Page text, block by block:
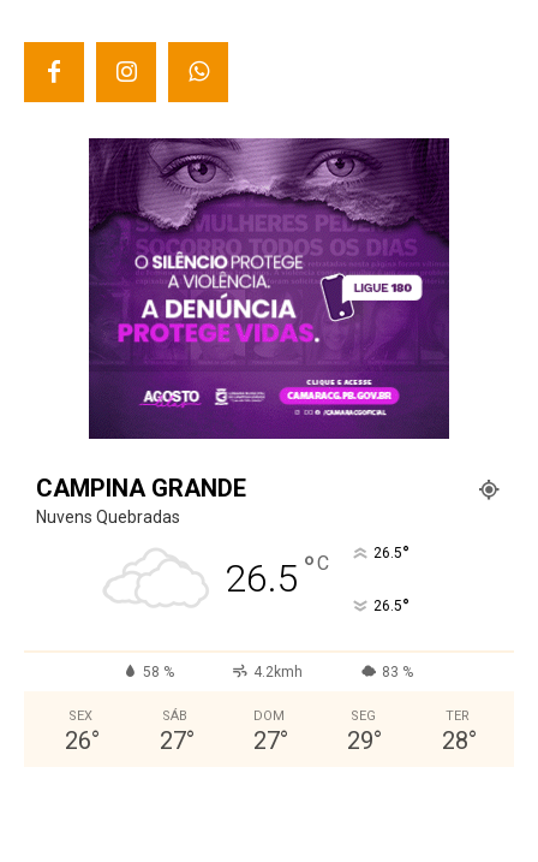
CAMPINA GRANDE
Nuvens Quebradas
26.5 °C 26.5°
26.5°
58 % 4.2kmh 83 %
SEX
26°
SÁB
27°
DOM
27°
SEG
29°
TER
28°